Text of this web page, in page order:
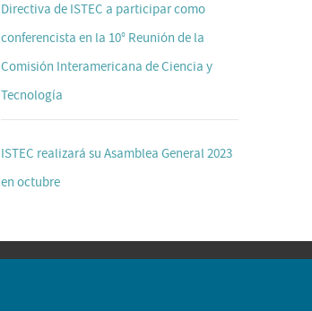
Directiva de ISTEC a participar como
conferencista en la 10° Reunión de la
Comisión Interamericana de Ciencia y
Tecnología
ISTEC realizará su Asamblea General 2023
en octubre